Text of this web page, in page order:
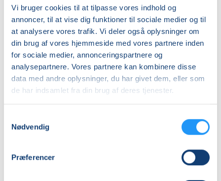
Vi bruger cookies til at tilpasse vores indhold og
annoncer, til at vise dig funktioner til sociale medier og til
at analysere vores trafik. Vi deler også oplysninger om
din brug af vores hjemmeside med vores partnere inden
for sociale medier, annonceringspartnere og
analysepartnere. Vores partnere kan kombinere disse
data med andre oplysninger, du har givet dem, eller som
de har indsamlet fra din brug af deres tjenester.
Nødvendig
Præferencer
Sidste mødegang
tirsdag 01.12.2026, kl. 17.30 - 18.15
Antal mødegange
15 mødegange
Adresse
Pulsen, Stadion Allé 3, Balling, 7860 , Spøttrup
Mødegange